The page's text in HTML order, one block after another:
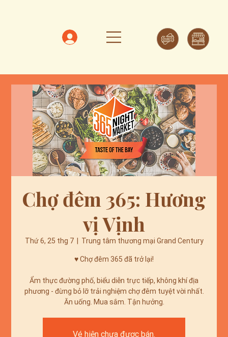
Chợ đêm 365: Hương
vị Vịnh
Thứ 6, 25 thg 7
  |
Trung tâm thương mại Grand Century
♥️ Chợ đêm 365 đã trở lại!
Ẩm thực đường phố, biểu diễn trực tiếp, không khí địa
phương - đừng bỏ lỡ trải nghiệm chợ đêm tuyệt vời nhất.
Ăn uống. Mua sắm. Tận hưởng.
Vé hiện chưa được bán.